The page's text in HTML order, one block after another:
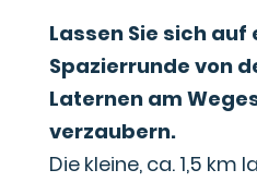
Lassen Sie sich auf
Spazierrunde von
Laternen am
verzaubern.
Die kleine, ca. 1,5 km